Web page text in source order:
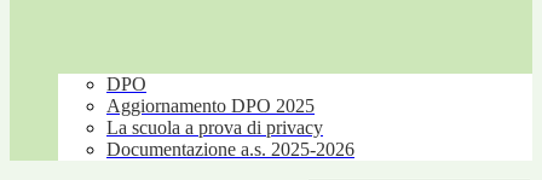
DPO
Aggiornamento DPO 2025
La scuola a prova di privacy
Documentazione a.s. 2025-2026